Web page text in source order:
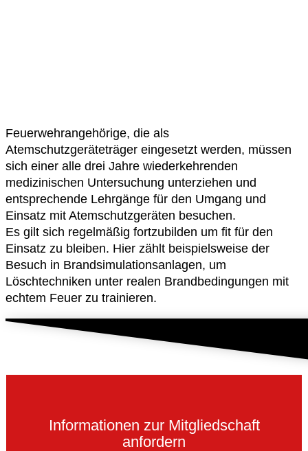
Feuerwehrangehörige, die als
Atemschutzgeräteträger eingesetzt werden, müssen
sich einer alle drei Jahre wiederkehrenden
medizinischen Untersuchung unterziehen und
entsprechende Lehrgänge für den Umgang und
Einsatz mit Atemschutzgeräten besuchen.
Es gilt sich regelmäßig fortzubilden um fit für den
Einsatz zu bleiben. Hier zählt beispielsweise der
Besuch in Brandsimulationsanlagen, um
Löschtechniken unter realen Brandbedingungen mit
echtem Feuer zu trainieren.
Informationen zur Mitgliedschaft
anfordern